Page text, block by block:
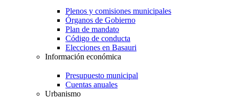
Plenos y comisiones municipales
Órganos de Gobierno
Plan de mandato
Código de conducta
Elecciones en Basauri
Información económica
Presupuesto municipal
Cuentas anuales
Urbanismo